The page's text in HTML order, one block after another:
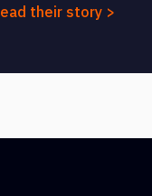
their story >